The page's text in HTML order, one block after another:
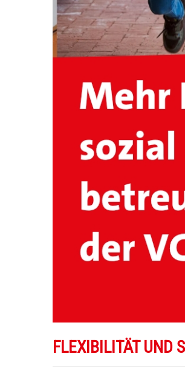
FLEXIBILITÄT UND